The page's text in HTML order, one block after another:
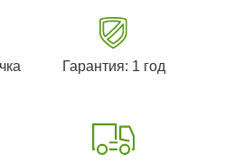
Гарантия: 1 год